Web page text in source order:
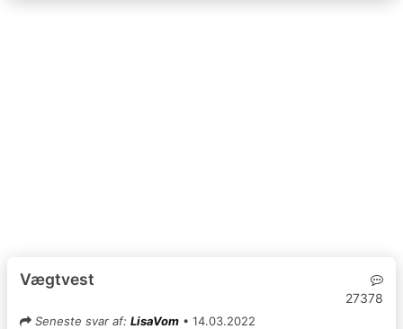
Vægtvest
27378
Seneste svar af: LisaVom • 14.03.2022